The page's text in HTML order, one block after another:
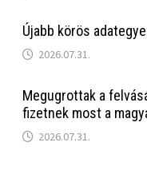
Újabb körös
2026.07.31.
Megugrottak a
fizetnek most a
2026.07.31.